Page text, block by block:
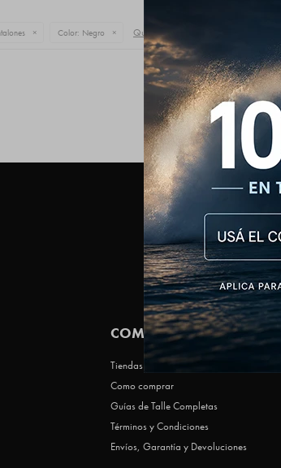
Color: Negro Quitar filtros
COMPRAR
Tiendas Que Ofrecen O'Neill
Como comprar
Guías de Talle Completas
Términos y Condiciones
Envíos, Garantía y Devoluciones